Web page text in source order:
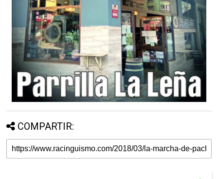
COMPARTIR: